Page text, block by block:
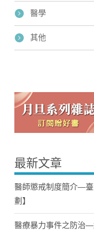
醫學
其他
最新文章
醫師懲戒制度簡介—
劃】
醫療暴力事件之防治